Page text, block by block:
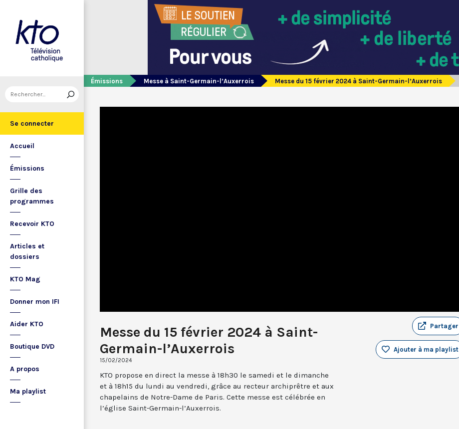
Se connecter
Accueil
Émissions
Grille des
programmes
Recevoir KTO
Articles et
dossiers
KTO Mag
Donner mon IFI
Aider KTO
Boutique DVD
A propos
Ma playlist
Émissions Messe à Saint-Germain-l’Auxerrois Messe du 15 février 2024 à Saint-Germain-l’Auxerrois
Messe du 15 février 2024 à Saint-
Germain-l’Auxerrois
15/02/2024
Partager
Ajouter à ma playlist
KTO propose en direct la messe à 18h30 le samedi et le dimanche
et à 18h15 du lundi au vendredi, grâce au recteur archiprêtre et aux
chapelains de Notre-Dame de Paris. Cette messe est célébrée en
l’église Saint-Germain-l’Auxerrois.